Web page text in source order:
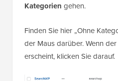
Kategorien gehen.
Finden Sie hier „Ohne
der Maus darüber. Wenn
erscheint, klicken Sie darauf.